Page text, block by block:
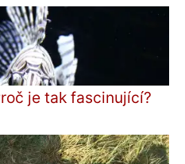
je tak fascinující?